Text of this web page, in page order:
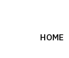
HOME